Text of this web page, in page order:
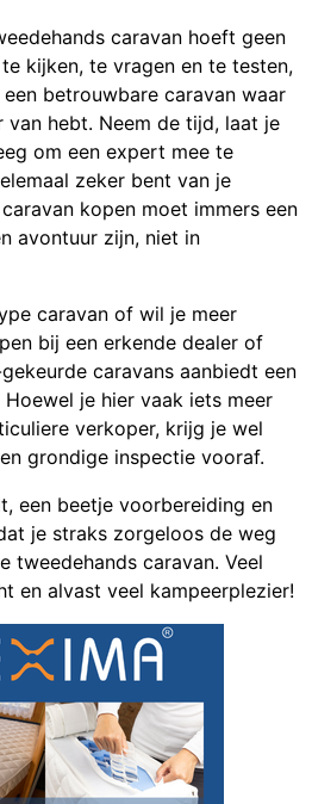
caravan hoeft geen
kijken, te vragen en te testen,
betrouwbare caravan waar
van hebt. Neem de tijd, laat je
om een expert mee te
zeker bent van je
kopen moet immers een
avontuur zijn, niet in
caravan of wil je meer
bij een erkende dealer of
caravans aanbiedt een
je hier vaak iets meer
verkoper, krijg je wel
grondige inspectie vooraf.
een beetje voorbereiding en
je straks zorgeloos de weg
tweedehands caravan. Veel
en alvast veel kampeerplezier!